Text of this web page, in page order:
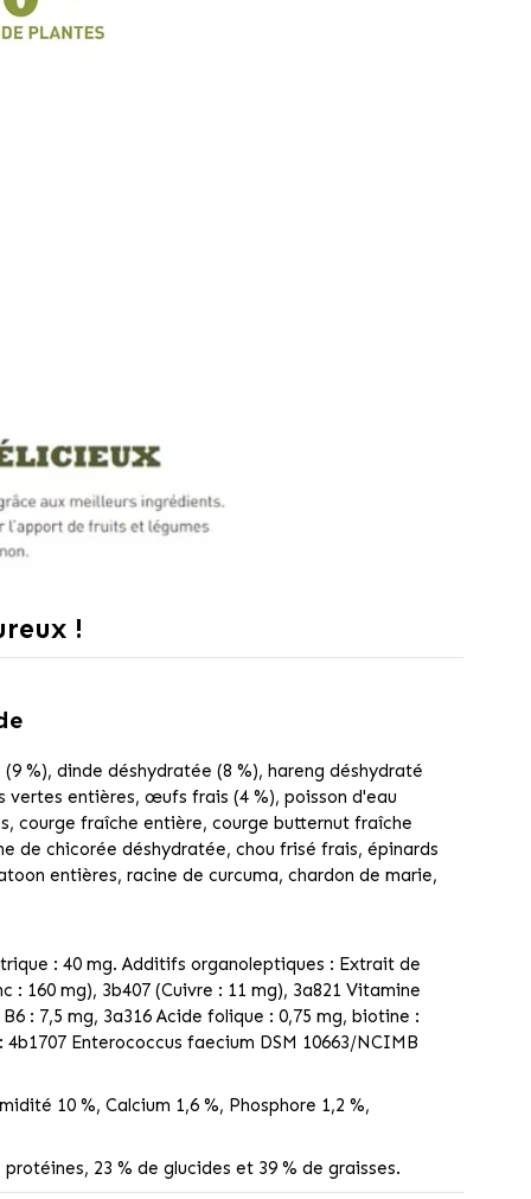
!
%), dinde déshydratée (8 %), hareng déshydraté
vertes entières, œufs frais (4 %), poisson d'eau
courge fraîche entière, courge butternut fraîche
de chicorée déshydratée, chou frisé frais, épinards
entières, racine de curcuma, chardon de marie,
: 40 mg. Additifs organoleptiques : Extrait de
: 160 mg), 3b407 (Cuivre : 11 mg), 3a821 Vitamine
: 7,5 mg, 3a316 Acide folique : 0,75 mg, biotine :
Enterococcus faecium DSM 10663/NCIMB
10 %, Calcium 1,6 %, Phosphore 1,2 %,
23 % de glucides et 39 % de graisses.